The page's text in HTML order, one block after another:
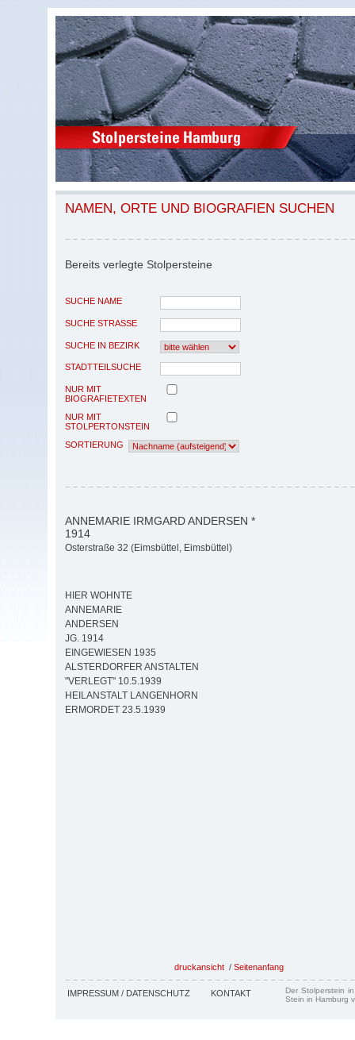
NAMEN, ORTE UND BIOGRAFIEN SUCHEN
Bereits verlegte Stolpersteine
SUCHE NAME
SUCHE STRASSE
SUCHE IN BEZIRK
STADTTEILSUCHE
NUR MIT
BIOGRAFIETEXTEN
NUR MIT
STOLPERTONSTEIN
SORTIERUNG
ANNEMARIE IRMGARD ANDERSEN *
1914
Osterstraße 32 (Eimsbüttel, Eimsbüttel)
HIER WOHNTE
ANNEMARIE
ANDERSEN
JG. 1914
EINGEWIESEN 1935
ALSTERDORFER ANSTALTEN
"VERLEGT" 10.5.1939
HEILANSTALT LANGENHORN
ERMORDET 23.5.1939
druckansicht / Seitenanfang
IMPRESSUM / DATENSCHUTZ KONTAKT
Der Stolperstein
Stein in Hamburg